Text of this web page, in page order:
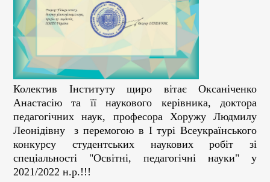
Колектив Інституту щиро вітає Оксаніченко
Анастасію та її наукового керівника, доктора
педагогічних наук, професора Хоружу Людмилу
Леонідівну з перемогою в І турі Всеукраїнського
конкурсу студентських наукових робіт зі
спеціальності "Освітні, педагогічні науки" у
2021/2022 н.р.!!!